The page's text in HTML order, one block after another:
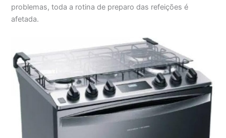
problemas, toda a rotina de preparo das refeições é
afetada.